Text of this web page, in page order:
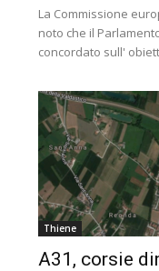
La Commissione
noto che il
concordato sull'
Thiene
A31, corsie